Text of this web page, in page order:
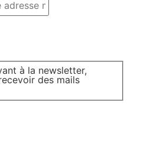
à la newsletter,
des mails